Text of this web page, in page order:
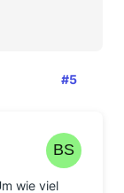
#5
wie viel